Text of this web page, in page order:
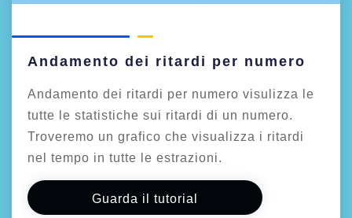
Andamento dei ritardi per numero
Andamento dei ritardi per numero visulizza le
tutte le statistiche sui ritardi di un numero.
Troveremo un grafico che visualizza i ritardi
nel tempo in tutte le estrazioni.